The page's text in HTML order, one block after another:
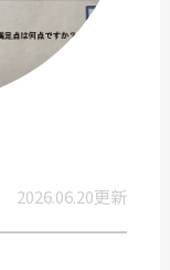
2026.06.20更新